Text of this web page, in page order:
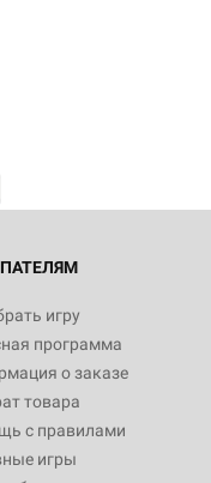
игру
программа
о заказе
товара
с правилами
игры